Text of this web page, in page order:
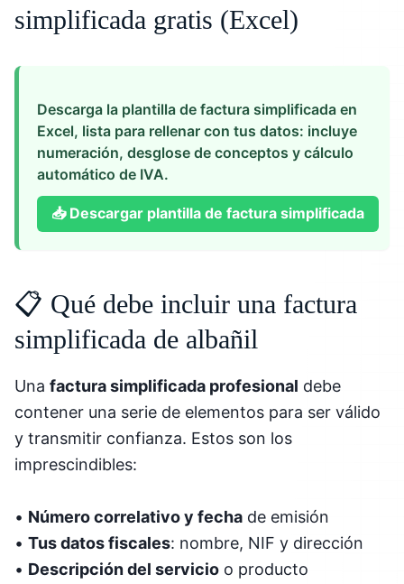
simplificada gratis (Excel)
Descarga la plantilla de factura simplificada en
Excel, lista para rellenar con tus datos: incluye
numeración, desglose de conceptos y cálculo
automático de IVA.
📥 Descargar plantilla de factura simplificada
📋 Qué debe incluir una factura
simplificada de albañil
Una factura simplificada profesional debe
contener una serie de elementos para ser válido
y transmitir confianza. Estos son los
imprescindibles:
• Número correlativo y fecha de emisión
• Tus datos fiscales: nombre, NIF y dirección
• Descripción del servicio o producto